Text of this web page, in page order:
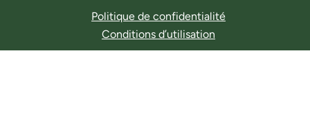
Politique de confidentialité
Conditions d’utilisation